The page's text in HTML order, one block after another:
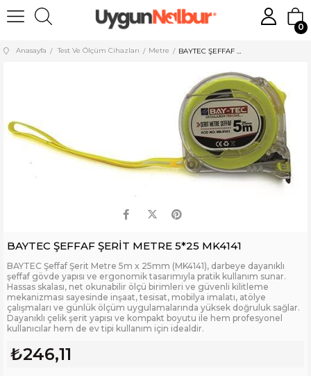
0
Anasayfa Test Ve Ölçüm Cihazları Metre
BAYTEC ŞEFFAF ŞERİT METRE 5*25 MK4141
BAYTEC Şeffaf Şerit Metre 5m x 25mm (MK4141), darbeye dayanıklı
şeffaf gövde yapısı ve ergonomik tasarımıyla pratik kullanım sunar.
Hassas skalası, net okunabilir ölçü birimleri ve güvenli kilitleme
mekanizması sayesinde inşaat, tesisat, mobilya imalatı, atölye
çalışmaları ve günlük ölçüm uygulamalarında yüksek doğruluk sağlar.
Dayanıklı çelik şerit yapısı ve kompakt boyutu ile hem profesyonel
kullanıcılar hem de ev tipi kullanım için idealdir.
₺246,11